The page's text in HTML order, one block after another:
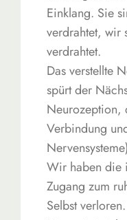
Einklang. Sie
verdrahtet, wir
verdrahtet.
Das verstellte
spürt der
Neurozeption,
Verbindung
Wir haben die
Zugang zum
Selbst verloren.